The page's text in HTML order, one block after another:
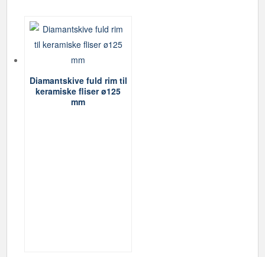
Diamantskive fuld rim til
keramiske fliser ø125
mm